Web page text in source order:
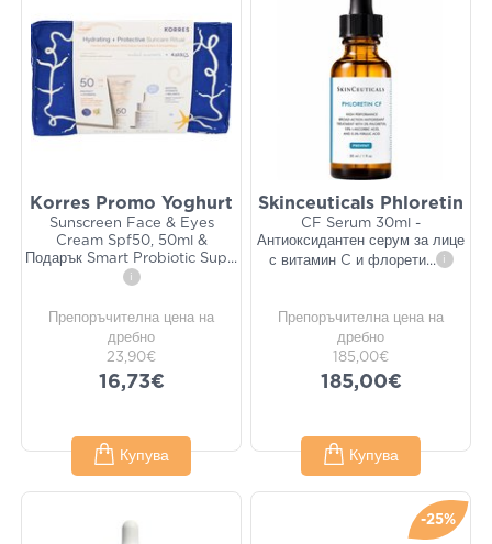
Korres Promo Yoghurt
Sunscreen Face & Eyes
Cream Spf50, 50ml &
Подарък Smart Probiotic Sup...
i
Препоръчителна цена на
дребно
23,90€
16,73€
Купува
Skinceuticals Phloretin
CF Serum 30ml -
Антиоксидантен серум за лице
с витамин C и флорети... i
Препоръчителна цена на
дребно
185,00€
185,00€
Купува
-25%